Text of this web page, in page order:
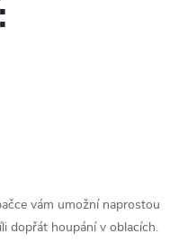
vám umožní naprostou
dopřát houpání v oblacích.